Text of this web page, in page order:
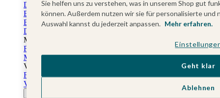
Dankeskarten Jugendweihe
Einschulungskarten
Einladungskarten Einschulung
Danksagung Einschulung
Muttertag
Fotogeschenke Muttertag
Muttertagskarten
Vatertag
Fotogeschenke Vatertag
Vatertagskarten
Sie helfen uns zu verstehen, was in unserem Shop gut
können. Außerdem nutzen wir sie für personalisierte
Auswahl kannst du jederzeit anpassen. Mehr erfahren.
Ablehnen
Geht klar